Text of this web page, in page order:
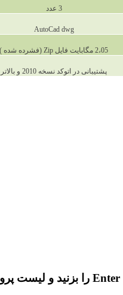
3 عدد
AutoCad dwg
2،05 مگابایت فایل Zip (فشرده شده )
پشتیبانی در اتوکد نسخه 2010 و بالاتر